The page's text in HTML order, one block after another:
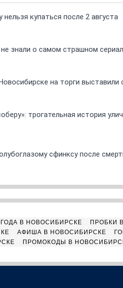
купаться после 2 августа
знали о самом страшном
на торги
трогательная история
сфинксу после
В НОВОСИБИРСКЕ ПРОБКИ
АФИША В НОВОСИБИРСКЕ
ПРОМОКОДЫ В